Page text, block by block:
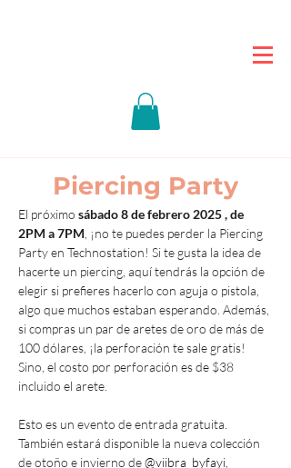
Piercing Party
El próximo sábado 8 de febrero 2025 , de
2PM a 7PM , ¡no te puedes perder la Piercing
Party en Technostation! Si te gusta la idea de
hacerte un piercing, aquí tendrás la opción de
elegir si prefieres hacerlo con aguja o pistola,
algo que muchos estaban esperando. Además,
si compras un par de aretes de oro de más de
100 dólares, ¡la perforación te sale gratis!
Sino, el costo por perforación es de $38
incluido el arete.
Esto es un evento de entrada gratuita.
También estará disponible la nueva colección
de otoño e invierno de @viibra_byfayi